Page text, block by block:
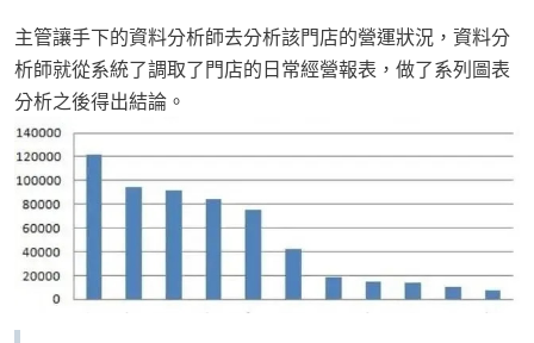
主管讓手下的資料分析師去分析該門店的營運狀況，資料分
析師就從系統了調取了門店的日常經營報表，做了系列圖表
分析之後得出結論。